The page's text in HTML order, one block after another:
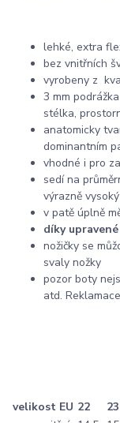
lehké, extra
bez vnitřních
vyrobeny z
3 mm
stélka,
anatomicky
dominantním
vhodné i pro
sedí na
výrazně
v patě úplně
díky
nožičky se
svaly nožky
pozor boty
atd.
velikost EU 22 23